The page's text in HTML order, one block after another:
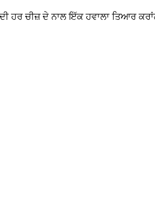
ਹਰ ਚੀਜ਼ ਦੇ ਨਾਲ ਇੱਕ ਹਵਾਲਾ ਤਿਆਰ